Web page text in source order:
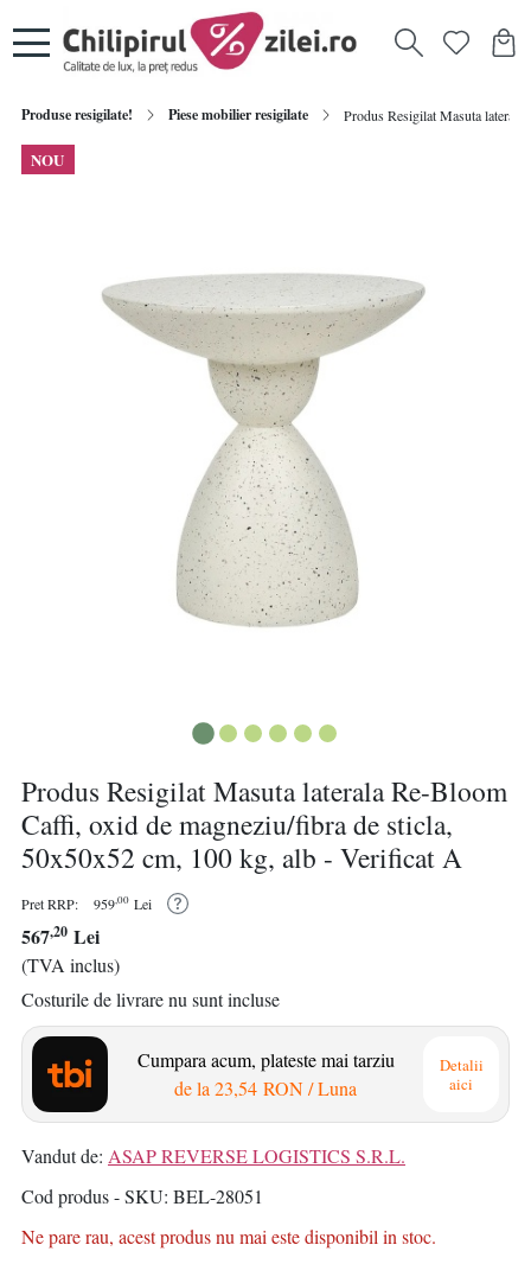
Produse resigilate! Piese mobilier resigilate Produs Resigilat Masuta
NOU
Produs Resigilat Masuta laterala Re-Bloom
Caffi, oxid de magneziu/fibra de sticla,
50x50x52 cm, 100 kg, alb - Verificat A
Pret RRP: 959,00 Lei
567,20 Lei
(TVA inclus)
Costurile de livrare nu sunt incluse
Cumpara acum, plateste mai tarziu
de la23,54 RON/ Luna
Detalii
aici
Vandut de: ASAP REVERSE LOGISTICS S.R.L.
Cod produs - SKU BEL-28051
Ne pare rau, acest produs nu mai este disponibil in stoc.